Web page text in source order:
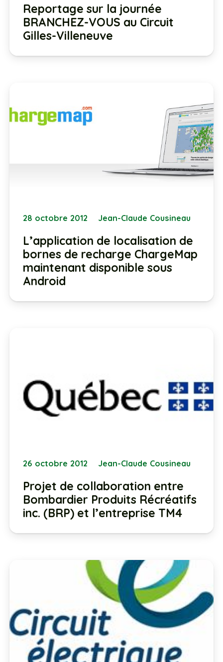
Reportage sur la journée
BRANCHEZ-VOUS au Circuit
Gilles-Villeneuve
28 octobre 2012 Jean-Claude Cousineau
L’application de localisation de
bornes de recharge ChargeMap
maintenant disponible sous
Android
26 octobre 2012 Jean-Claude Cousineau
Projet de collaboration entre
Bombardier Produits Récréatifs
inc. (BRP) et l’entreprise TM4